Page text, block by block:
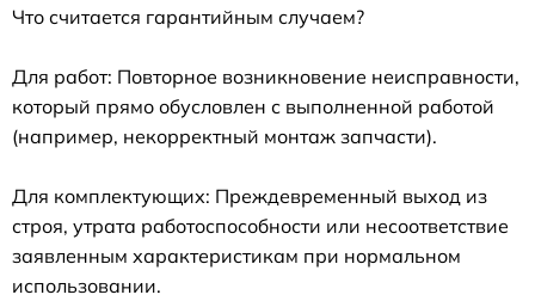
Что считается гарантийным случаем?
Для работ: Повторное возникновение неисправности,
который прямо обусловлен с выполненной работой
(например, некорректный монтаж запчасти).
Для комплектующих: Преждевременный выход из
строя, утрата работоспособности или несоответствие
заявленным характеристикам при нормальном
использовании.